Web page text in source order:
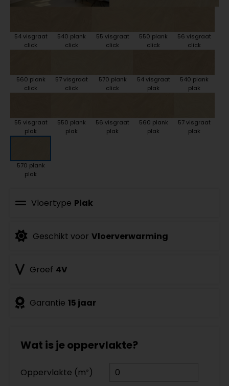
54 visgraat
click
540 plank
click
55 visgraat
click
550 plank
click
56 visgraat
click
560 plank
click
57 visgraat
click
570 plank
click
54 visgraat
plak
540 plank
plak
55 visgraat
plak
550 plank
plak
56 visgraat
plak
560 plank
plak
57 visgraat
plak
570 plank
plak
Vloertype Plak
Geschikt voor Vloerverwarming
Groef 4V
Garantie 15 jaar
Wat is je oppervlakte?
Oppervlakte (m²)